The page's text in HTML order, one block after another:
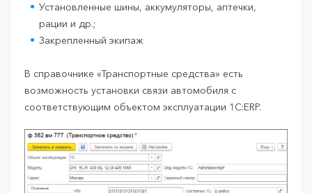
Установленные шины, аккумуляторы, аптечки,
рации и др.;
Закрепленный экипаж
В справочнике «Транспортные средства» есть
возможность установки связи автомобиля с
соответствующим объектом эксплуатации 1С:ERP.